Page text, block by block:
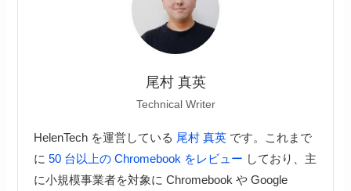
尾村 真英
Technical Writer
HelenTech を運営している 尾村 真英です。これまで
に 50 台以上の Chromebook をレビュー しており、主
に小規模事業者を対象に Chromebook や Google